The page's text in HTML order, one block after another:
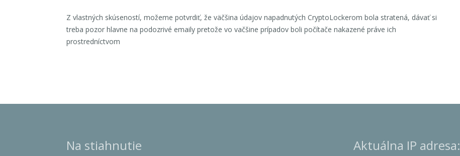
Z vlastných skúseností, možeme potvrdiť, že väčšina údajov napadnutých CryptoLockerom bola stratená, dávať si
treba pozor hlavne na podozrivé emaily pretože vo vačšine prípadov boli počítače nakazené práve ich
prostredníctvom
Na stiahnutie Aktuálna IP adresa: